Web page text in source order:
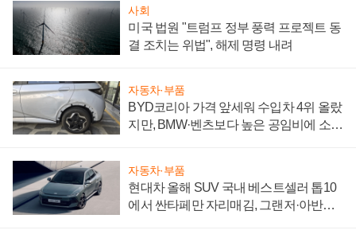
사회
미국 법원 "트럼프 정부 풍력 프로젝트 동
결 조치는 위법", 해제 명령 내려
자동차·부품
BYD코리아 가격 앞세워 수입차 4위 올랐
지만, BMW·벤츠보다 높은 공임비에 소비
자동차·부품
현대차 올해 SUV 국내 베스트셀러 톱10
에서 싼타페만 자리매김, 그랜저·아반떼